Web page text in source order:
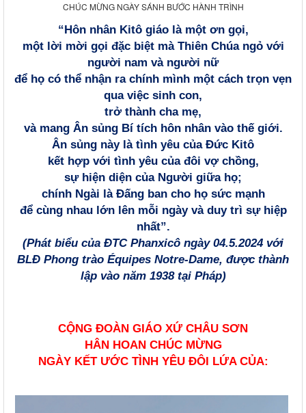
CHÚC MỪNG NGÀY SÁNH BƯỚC HÀNH TRÌNH
“Hôn nhân Kitô giáo là một ơn gọi,
một lời mời gọi đặc biệt mà Thiên Chúa ngỏ với
người nam và người nữ
để họ có thể nhận ra chính mình một cách trọn vẹn
qua việc sinh con,
trở thành cha mẹ,
và mang Ân sủng Bí tích hôn nhân vào thế giới.
Ân sủng này là tình yêu của Đức Kitô
kết hợp với tình yêu của đôi vợ chồng,
sự hiện diện của Người giữa họ;
chính Ngài là Đấng ban cho họ sức mạnh
để cùng nhau lớn lên mỗi ngày và duy trì sự hiệp
nhất”.
(Phát biểu của ĐTC Phanxicô ngày 04.5.2024 với
BLĐ Phong trào Équipes Notre-Dame, được thành
lập vào năm 1938 tại Pháp)
CỘNG ĐOÀN GIÁO XỨ CHÂU SƠN
HÂN HOAN CHÚC MỪNG
NGÀY KẾT ƯỚC TÌNH YÊU ĐÔI LỨA CỦA: